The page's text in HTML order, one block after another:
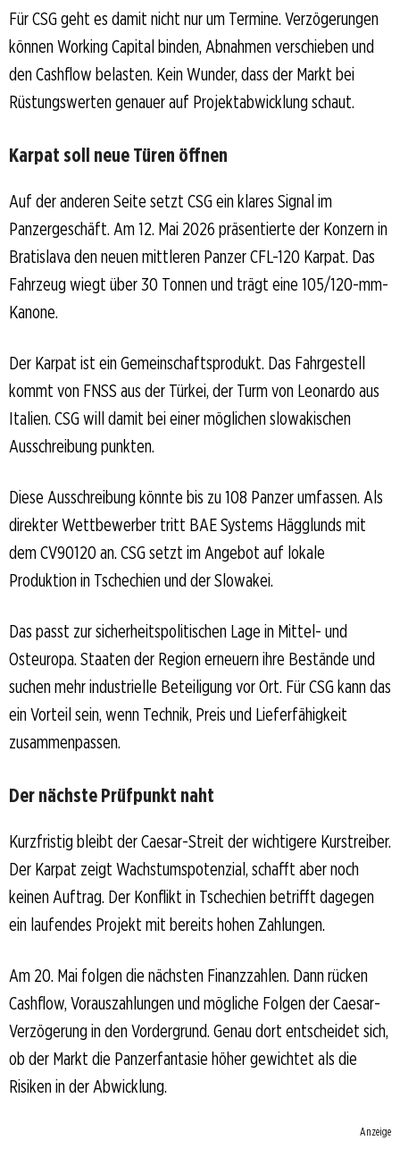
Für CSG geht es damit nicht nur um Termine. Verzögerungen
können Working Capital binden, Abnahmen verschieben und
den Cashflow belasten. Kein Wunder, dass der Markt bei
Rüstungswerten genauer auf Projektabwicklung schaut.
Karpat soll neue Türen öffnen
Auf der anderen Seite setzt CSG ein klares Signal im
Panzergeschäft. Am 12. Mai 2026 präsentierte der Konzern in
Bratislava den neuen mittleren Panzer CFL-120 Karpat. Das
Fahrzeug wiegt über 30 Tonnen und trägt eine 105/120-mm-
Kanone.
Der Karpat ist ein Gemeinschaftsprodukt. Das Fahrgestell
kommt von FNSS aus der Türkei, der Turm von Leonardo aus
Italien. CSG will damit bei einer möglichen slowakischen
Ausschreibung punkten.
Diese Ausschreibung könnte bis zu 108 Panzer umfassen. Als
direkter Wettbewerber tritt BAE Systems Hägglunds mit
dem CV90120 an. CSG setzt im Angebot auf lokale
Produktion in Tschechien und der Slowakei.
Das passt zur sicherheitspolitischen Lage in Mittel- und
Osteuropa. Staaten der Region erneuern ihre Bestände und
suchen mehr industrielle Beteiligung vor Ort. Für CSG kann das
ein Vorteil sein, wenn Technik, Preis und Lieferfähigkeit
zusammenpassen.
Der nächste Prüfpunkt naht
Kurzfristig bleibt der Caesar-Streit der wichtigere Kurstreiber.
Der Karpat zeigt Wachstumspotenzial, schafft aber noch
keinen Auftrag. Der Konflikt in Tschechien betrifft dagegen
ein laufendes Projekt mit bereits hohen Zahlungen.
Am 20. Mai folgen die nächsten Finanzzahlen. Dann rücken
Cashflow, Vorauszahlungen und mögliche Folgen der Caesar-
Verzögerung in den Vordergrund. Genau dort entscheidet sich,
ob der Markt die Panzerfantasie höher gewichtet als die
Risiken in der Abwicklung.
Anzeige